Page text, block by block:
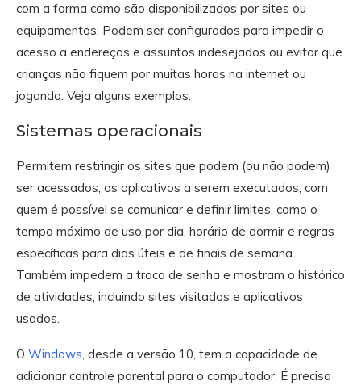
com a forma como são disponibilizados por sites ou
equipamentos. Podem ser configurados para impedir o
acesso a endereços e assuntos indesejados ou evitar que
crianças não fiquem por muitas horas na internet ou
jogando. Veja alguns exemplos:
Sistemas operacionais
Permitem restringir os sites que podem (ou não podem)
ser acessados, os aplicativos a serem executados, com
quem é possível se comunicar e definir limites, como o
tempo máximo de uso por dia, horário de dormir e regras
específicas para dias úteis e de finais de semana.
Também impedem a troca de senha e mostram o histórico
de atividades, incluindo sites visitados e aplicativos
usados.
O Windows, desde a versão 10, tem a capacidade de
adicionar controle parental para o computador. É preciso